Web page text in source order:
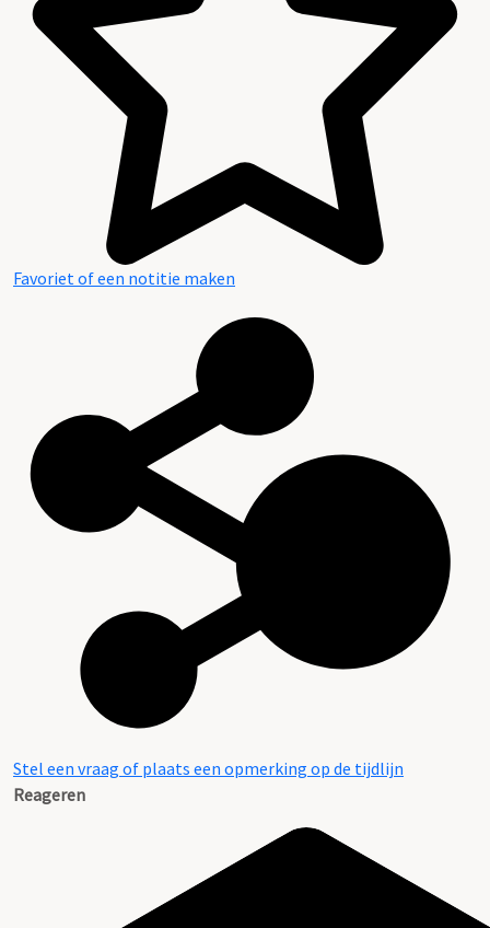
Favoriet of een notitie maken
Stel een vraag of plaats een opmerking op de tijdlijn
Reageren